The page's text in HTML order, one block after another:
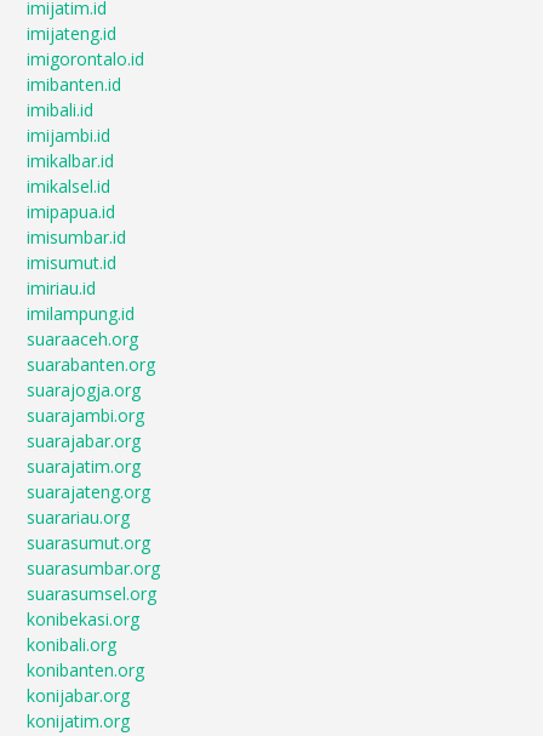
imijatim.id
imijateng.id
imigorontalo.id
imibanten.id
imibali.id
imijambi.id
imikalbar.id
imikalsel.id
imipapua.id
imisumbar.id
imisumut.id
imiriau.id
imilampung.id
suaraaceh.org
suarabanten.org
suarajogja.org
suarajambi.org
suarajabar.org
suarajatim.org
suarajateng.org
suarariau.org
suarasumut.org
suarasumbar.org
suarasumsel.org
konibekasi.org
konibali.org
konibanten.org
konijabar.org
konijatim.org